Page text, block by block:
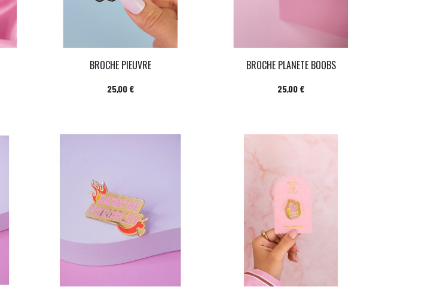
BROCHE PIEUVRE
Prix
25,00 €
BROCHE PLANETE BOOBS
Prix
25,00 €